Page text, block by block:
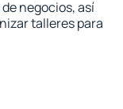
negocios, así
talleres para